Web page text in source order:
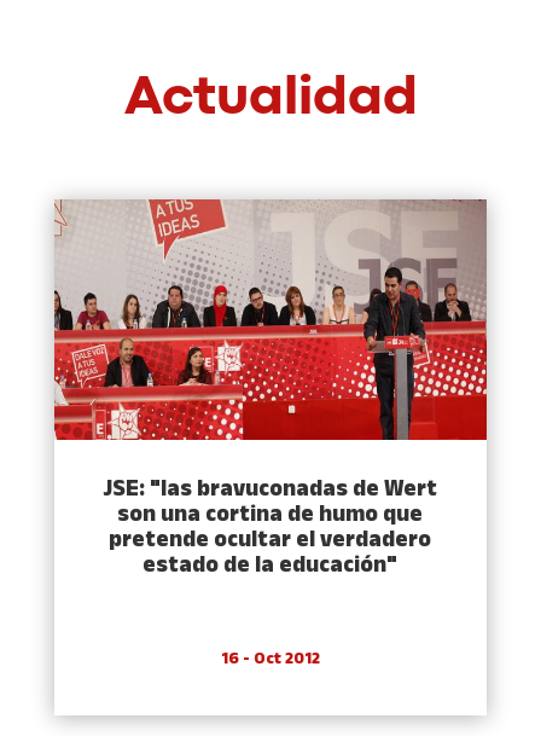
Actualidad
JSE: "las bravuconadas de Wert
son una cortina de humo que
pretende ocultar el verdadero
estado de la educación"
16 - Oct 2012